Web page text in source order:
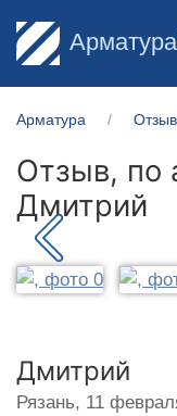
Арматура
Арматура
Отзыв, по
Дмитрий
Дмитрий
Рязань, 11